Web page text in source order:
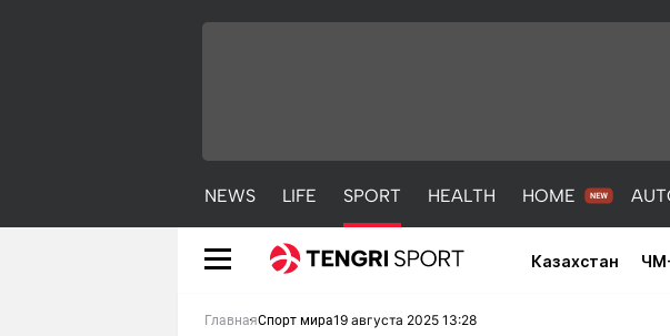
NEWS LIFE SPORT HEALTH HOME
Казахстан
ГлавнаяСпорт мира19 августа 2025 13:28